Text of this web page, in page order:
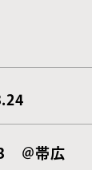
3 ＠帯広